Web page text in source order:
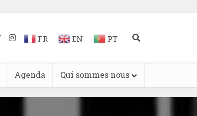
FR EN PT
Agenda Qui sommes nous